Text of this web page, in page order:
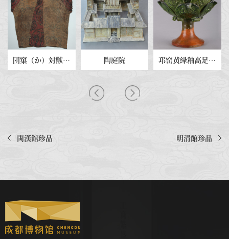
団窠（か）対獣紋夾聯珠対鳥紋半臂 陶庭院 邛窑黄緑釉高足瓷炉
両漢館珍品 明清館珍品